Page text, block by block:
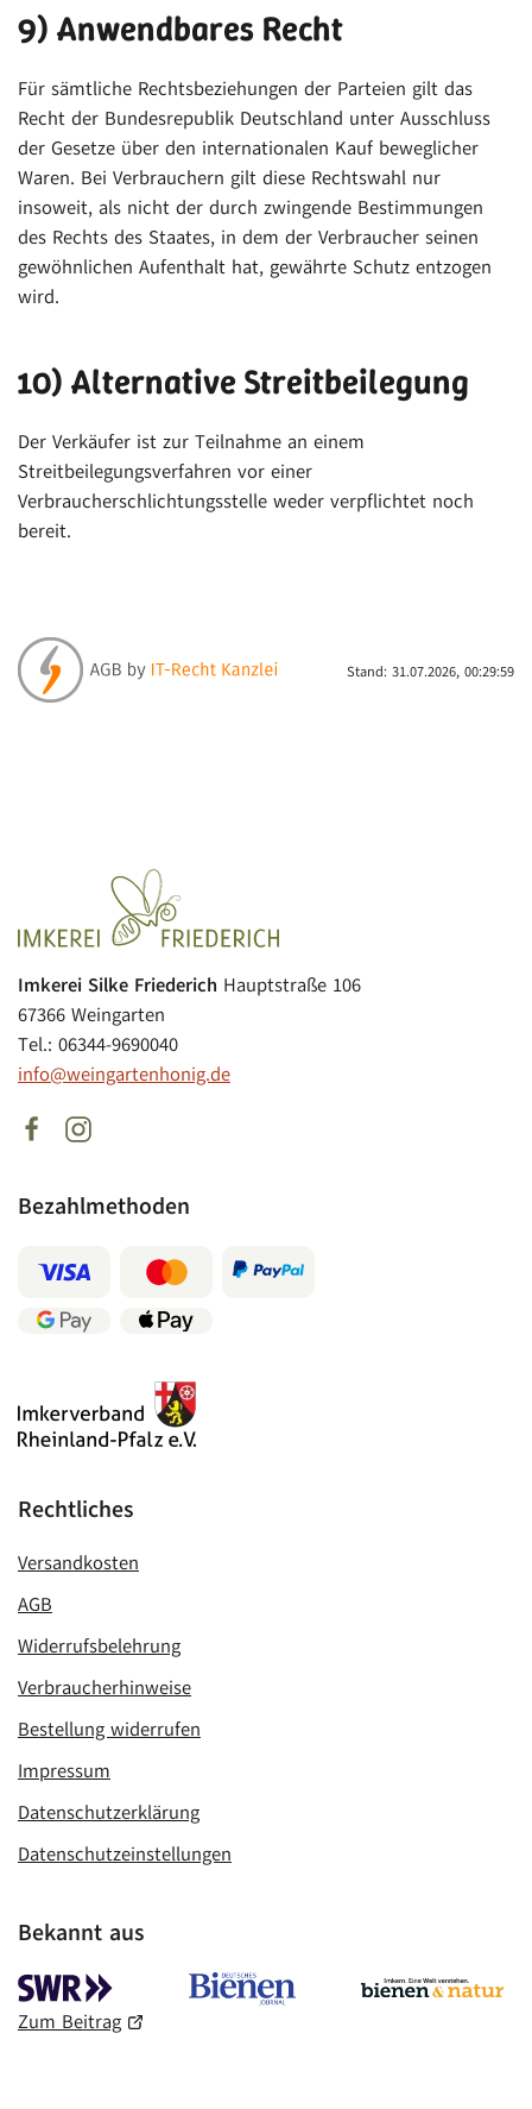
9) Anwendbares Recht
Für sämtliche Rechtsbeziehungen der Parteien gilt das
Recht der Bundesrepublik Deutschland unter Ausschluss
der Gesetze über den internationalen Kauf beweglicher
Waren. Bei Verbrauchern gilt diese Rechtswahl nur
insoweit, als nicht der durch zwingende Bestimmungen
des Rechts des Staates, in dem der Verbraucher seinen
gewöhnlichen Aufenthalt hat, gewährte Schutz entzogen
wird.
10) Alternative Streitbeilegung
Der Verkäufer ist zur Teilnahme an einem
Streitbeilegungsverfahren vor einer
Verbraucherschlichtungsstelle weder verpflichtet noch
bereit.
Stand: 31.07.2026, 00:29:59
Imkerei Silke Friederich Hauptstraße 106
67366 Weingarten
Tel.: 06344-9690040
info@weingartenhonig.de
Bezahlmethoden
Rechtliches
Versandkosten
AGB
Widerrufsbelehrung
Verbraucherhinweise
Bestellung widerrufen
Impressum
Datenschutzerklärung
Datenschutzeinstellungen
Bekannt aus
Zum Beitrag